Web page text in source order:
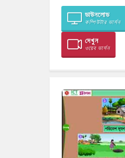
ডাউনলোড
কম্পিউটার ভার্সন
দেখুন
ওয়েব ভার্সন